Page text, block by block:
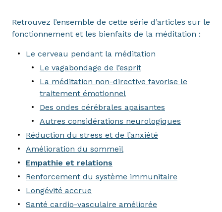
Retrouvez l’ensemble de cette série d’articles sur le
fonctionnement et les bienfaits de la méditation :
Le cerveau pendant la méditation
Le vagabondage de l’esprit
La méditation non-directive favorise le
traitement émotionnel
Des ondes cérébrales apaisantes
Autres considérations neurologiques
Réduction du stress et de l’anxiété
Amélioration du sommeil
Empathie et relations
Renforcement du système immunitaire
Longévité accrue
Santé cardio-vasculaire améliorée